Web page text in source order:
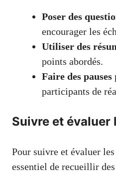
Poser des
encourager les
Utiliser des
points abordés.
Faire des pauses
participants de
Suivre et évaluer
Pour suivre et évaluer
essentiel de recueillir des